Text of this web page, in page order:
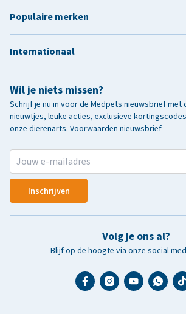
Wil je niets missen?
Schrijf je nu in voor de Medpets nieuwsbrief met
nieuwtjes, leuke acties, exclusieve
onze dierenarts. Voorwaarden nieuwsbrief
Inschrijven
Volg je ons al?
Blijf op de hoogte via onze social
Populaire merken
Internationaal